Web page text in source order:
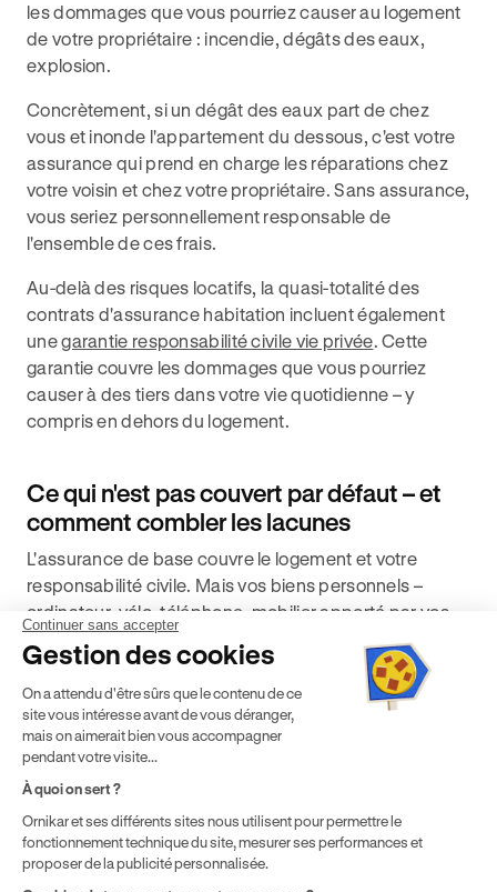
les dommages que vous pourriez causer au logement
de votre propriétaire : incendie, dégâts des eaux,
explosion.
Concrètement, si un dégât des eaux part de chez
vous et inonde l'appartement du dessous, c'est votre
assurance qui prend en charge les réparations chez
votre voisin et chez votre propriétaire. Sans assurance,
vous seriez personnellement responsable de
l'ensemble de ces frais.
Au-delà des risques locatifs, la quasi-totalité des
contrats d'assurance habitation incluent également
unegarantie responsabilité civile vie privée. Cette
garantie couvre les dommages que vous pourriez
causer à des tiers dans votre vie quotidienne – y
compris en dehors du logement.
Ce qui n'est pas couvert par défaut – et
comment combler les lacunes
L'assurance de base couvre le logement et votre
responsabilité civile. Mais vos biens personnels –
ordinateur, vélo, téléphone, mobilier apporté par vos
soins – ne sont pas automatiquement couverts dans
tous les contrats. Vérifiez ce que la garantie « capital
mobilier » comprend dans votre contrat, et quel est le
plafond d'indemnisation par objet.
Parmi les garanties qui peuvent manquer dans un
contrat d'entrée de gamme :
• La protection contre le vol et les actes de vandalisme
• La garantie bris de glaces (vitres, miroirs, plaques de
Continuer sans accepter
Gestion des cookies
On a attendu d'être sûrs que le contenu de ce
site vous intéresse avant de vous déranger,
mais on aimerait bien vous accompagner
pendant votre visite...
À quoi on sert ?
Ornikar et ses différents sites nous utilisent pour permettre le
fonctionnement technique du site, mesurer ses performances et
proposer de la publicité personnalisée.